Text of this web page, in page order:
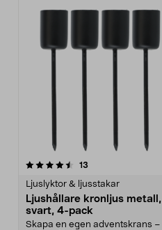
13
Ljuslyktor & ljusstakar
Ljushållare kronljus metall,
svart, 4-pack
Skapa en egen adventskrans –
4.0 av 5 stjärnor